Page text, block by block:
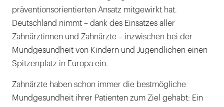
präventionsorientierten Ansatz mitgewirkt hat.
Deutschland nimmt – dank des Einsatzes aller
Zahnärztinnen und Zahnärzte – inzwischen bei der
Mundgesundheit von Kindern und Jugendlichen einen
Spitzenplatz in Europa ein.
Zahnärzte haben schon immer die bestmögliche
Mundgesundheit ihrer Patienten zum Ziel gehabt: Ein